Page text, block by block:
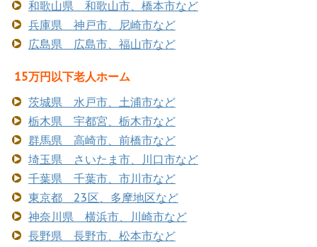
和歌山県 和歌山市、橋本市など
兵庫県 神戸市、尼崎市など
広島県 広島市、福山市など
15万円以下老人ホーム
茨城県 水戸市、土浦市など
栃木県 宇都宮、栃木市など
群馬県 高崎市、前橋市など
埼玉県 さいたま市、川口市など
千葉県 千葉市、市川市など
東京都 23区、多摩地区など
神奈川県 横浜市、川崎市など
長野県 長野市、松本市など